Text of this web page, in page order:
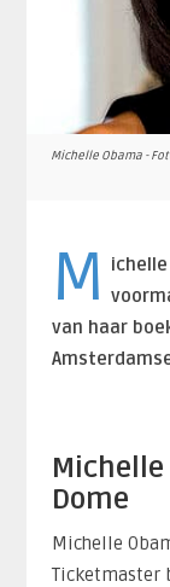
Michelle Obama -
M
van haar
Dome
Michelle
Ticketmaster